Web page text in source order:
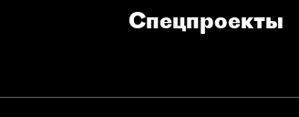
Спец­проекты